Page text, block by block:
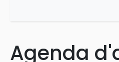
Agenda